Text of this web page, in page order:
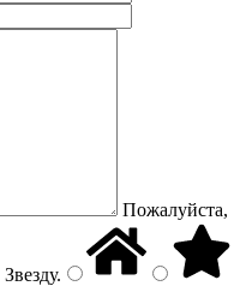
Пожалуйста,
Звезду.